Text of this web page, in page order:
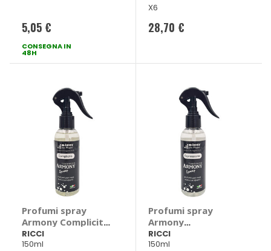
5,05 €
CONSEGNA IN
48H
X6
28,70 €
Profumi spray
Armony Complicità
- RICCI
RICCI
150ml
Profumi spray
Armony
Espressione - RICCI
RICCI
150ml